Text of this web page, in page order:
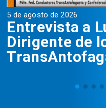
5 de agosto de 2026
Entrevista a
Dirigente de